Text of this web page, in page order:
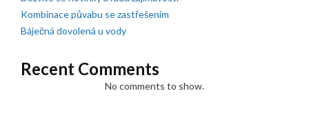
Kombinace půvabu se zastřešením
Báječná dovolená u vody
Recent Comments
No comments to show.